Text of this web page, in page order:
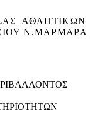
ΑΘΛΗΤΙΚΩΝ
Ν.ΜΑΡΜΑΡΑ